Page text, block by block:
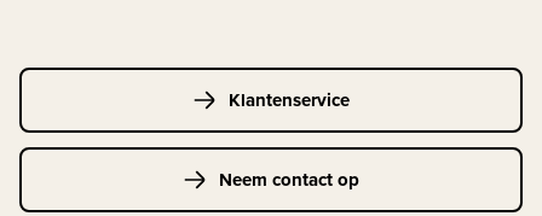
Klantenservice
Neem contact op